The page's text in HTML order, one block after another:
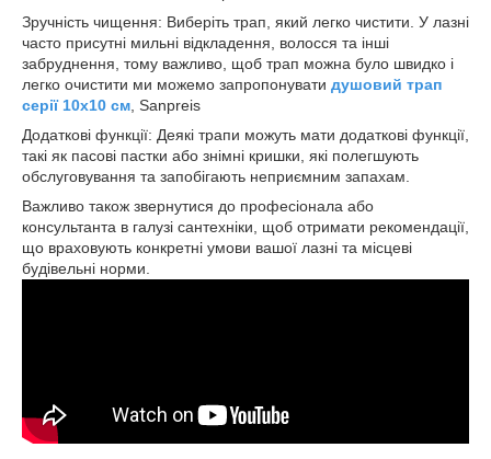
Зручність чищення: Виберіть трап, який легко чистити. У лазні
часто присутні мильні відкладення, волосся та інші
забруднення, тому важливо, щоб трап можна було швидко і
легко очистити ми можемо запропонувати душовий трап
серії 10х10 см , Sanpreis
Додаткові функції: Деякі трапи можуть мати додаткові функції,
такі як пасові пастки або знімні кришки, які полегшують
обслуговування та запобігають неприємним запахам.
Важливо також звернутися до професіонала або
консультанта в галузі сантехніки, щоб отримати рекомендації,
що враховують конкретні умови вашої лазні та місцеві
будівельні норми.